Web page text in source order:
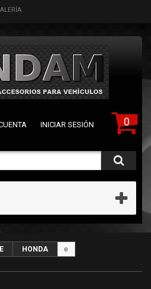
0
INICIAR SESIÓN
HONDA e